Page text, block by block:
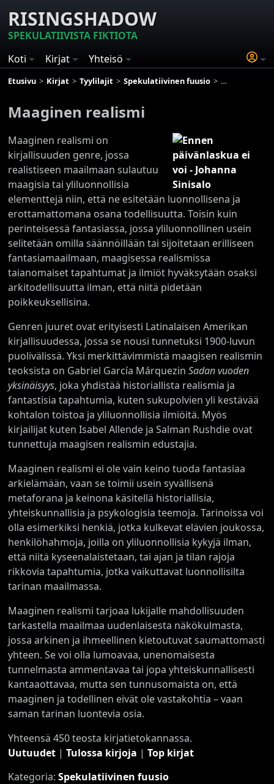
RISINGSHADOW
SPEKULATIIVISTA FIKTIOTA
Koti
Kirjat Yhteisö
Etusivu Kirjat Tyylilajit Spekulatiivinen fuusio Maaginen
Maaginen realismi
Maaginen realismi on
kirjallisuuden genre, jossa
realistiseen maailmaan sulautuu
maagisia tai yliluonnollisia
elementtejä niin, että ne esitetään luonnollisena ja
erottamattomana osana todellisuutta. Toisin kuin
perinteisessä fantasiassa, jossa yliluonnollinen usein
selitetään omilla säännöillään tai sijoitetaan erilliseen
fantasiamaailmaan, maagisessa realismissa
taianomaiset tapahtumat ja ilmiöt hyväksytään osaksi
arkitodellisuutta ilman, että niitä pidetään
poikkeuksellisina.
Genren juuret ovat erityisesti Latinalaisen Amerikan
kirjallisuudessa, jossa se nousi tunnetuksi 1900-luvun
puolivälissä. Yksi merkittävimmistä maagisen realismin
teoksista on Gabriel García MárquezinSadan vuoden
yksinäisyys, joka yhdistää historiallista realismia ja
fantastisia tapahtumia, kuten sukupolvien yli kestävää
kohtalon toistoa ja yliluonnollisia ilmiöitä. Myös
kirjailijat kuten Isabel Allende ja Salman Rushdie ovat
tunnettuja maagisen realismin edustajia.
Maaginen realismi ei ole vain keino tuoda fantasiaa
arkielämään, vaan se toimii usein syvällisenä
metaforana ja keinona käsitellä historiallisia,
yhteiskunnallisia ja psykologisia teemoja. Tarinoissa voi
olla esimerkiksi henkiä, jotka kulkevat elävien joukossa,
henkilöhahmoja, joilla on yliluonnollisia kykyjä ilman,
että niitä kyseenalaistetaan, tai ajan ja tilan rajoja
rikkovia tapahtumia, jotka vaikuttavat luonnollisilta
tarinan maailmassa.
Maaginen realismi tarjoaa lukijalle mahdollisuuden
tarkastella maailmaa uudenlaisesta näkökulmasta,
jossa arkinen ja ihmeellinen kietoutuvat saumattomasti
yhteen. Se voi olla lumoavaa, unenomaisesta
tunnelmasta ammentavaa tai jopa yhteiskunnallisesti
kantaaottavaa, mutta sen tunnusomaista on, että
maaginen ja todellinen eivät ole vastakohtia – vaan
saman tarinan luontevia osia.
Yhteensä 450 teosta kirjatietokannassa.
Uutuudet |Tulossa kirjoja |Top kirjat
Kategoria:Spekulatiivinen fuusio